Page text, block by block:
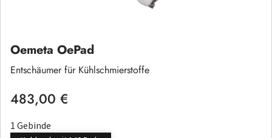
Oemeta OePad
Entschäumer für Kühlschmierstoffe
Regulärer Preis:
483,00 €
1 Gebinde